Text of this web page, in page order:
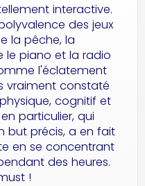
interactive.
des jeux
la pêche, la
piano et la radio
l'éclatement
vraiment constaté
cognitif et
particulier, qui
but précis, a en fait
en se concentrant
des heures.
!